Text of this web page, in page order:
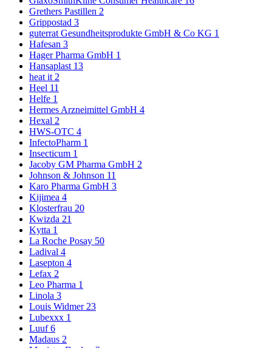
Grethers Pastillen 2
Grippostad 3
guterrat Gesundheitsprodukte GmbH & Co KG 1
Hafesan 3
Hager Pharma GmbH 1
Hansaplast 13
heat it 2
Heel 11
Helfe 1
Hermes Arzneimittel GmbH 4
Hexal 2
HWS-OTC 4
InfectoPharm 1
Insecticum 1
Jacoby GM Pharma GmbH 2
Johnson & Johnson 11
Karo Pharma GmbH 3
Kijimea 4
Klosterfrau 20
Kwizda 21
Kytta 1
La Roche Posay 50
Ladival 4
Lasepton 4
Lefax 2
Leo Pharma 1
Linola 3
Louis Widmer 23
Lubexxx 1
Luuf6
Madaus 2